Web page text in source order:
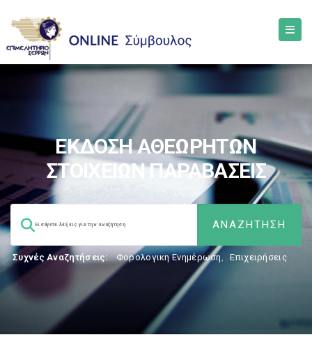
ΕΚΔΟΣΗ ΑΘΕΩΡΗΤΩΝ
ΣΤΟΙΧΕΙΩΝ ΠΑΡΑΒΑΣΕΙΣ
Συχνές Αναζητήσεις: Φορολογικη Ενημέρωση, Επιχειρήσεις